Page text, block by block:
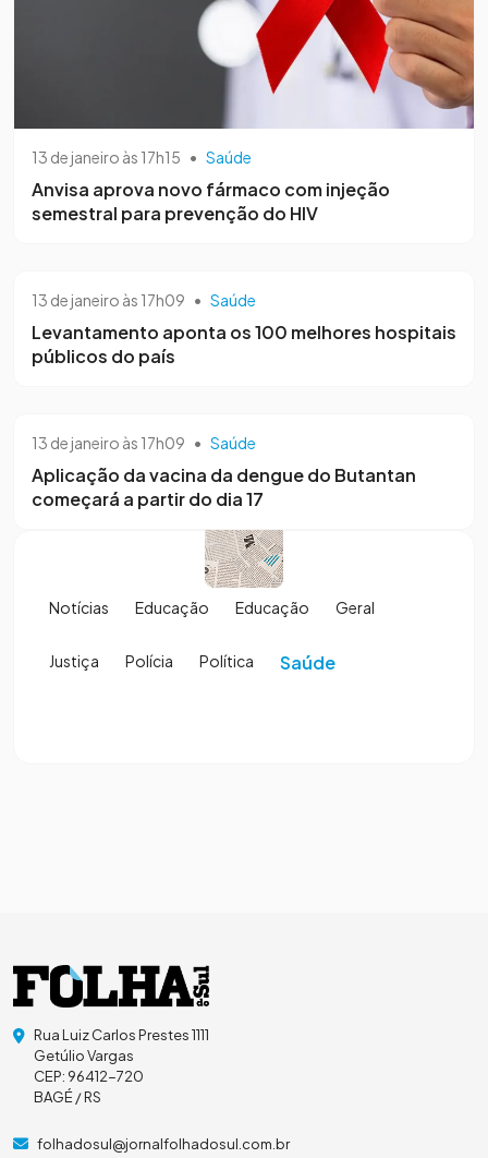
13 de janeiro às 17h15 • Saúde
Anvisa aprova novo fármaco com injeção
semestral para prevenção do HIV
13 de janeiro às 17h09 • Saúde
Levantamento aponta os 100 melhores hospitais
públicos do país
13 de janeiro às 17h09 • Saúde
Aplicação da vacina da dengue do Butantan
começará a partir do dia 17
Notícias Educação Educação Geral
Justiça Polícia Política Saúde
Rua Luiz Carlos Prestes 1111
Getúlio Vargas
CEP: 96412-720
BAGÉ / RS
folhadosul@jornalfolhadosul.com.br